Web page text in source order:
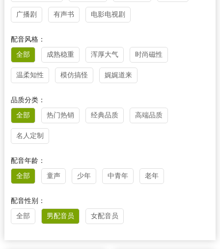
广播剧 有声书 电影电视剧
配音风格：
全部 成熟稳重 浑厚大气 时尚磁性
温柔知性 模仿搞怪 娓娓道来
品质分类：
全部 热门热销 经典品质 高端品质
名人定制
配音年龄：
全部 童声 少年 中青年 老年
配音性别：
全部 男配音员 女配音员